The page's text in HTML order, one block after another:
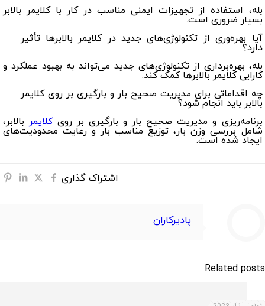
بله، استفاده از تجهیزات ایمنی مناسب در کار با کلایمر بالابر
بسیار ضروری است.
آیا بهره‌وری از تکنولوژی‌های جدید در کلایمر بالابرها تأثیر
دارد؟
بله، بهره‌برداری از تکنولوژی‌های جدید می‌تواند به بهبود عملکرد و
کارایی کلایمر بالابرها کمک کند.
چه اقداماتی برای مدیریت صحیح بار و بارگیری بر روی کلایمر
بالابر باید انجام شود؟
برنامه‌ریزی و مدیریت صحیح بار و بارگیری بر رویکلایمر بالابر،
شامل بررسی وزن بار، توزیع مناسب بار و رعایت محدودیت‌های
ایجاد شده است.
اشتراک گذاری
پادیرکاران
Related posts